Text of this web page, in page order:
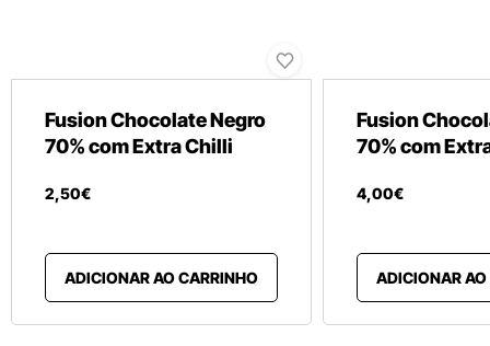
Fusion Chocolate Negro
70% com Extra Chilli
2,50€
ADICIONAR AO CARRINHO
Fusion
70% com
4,00€
ADICIONAR